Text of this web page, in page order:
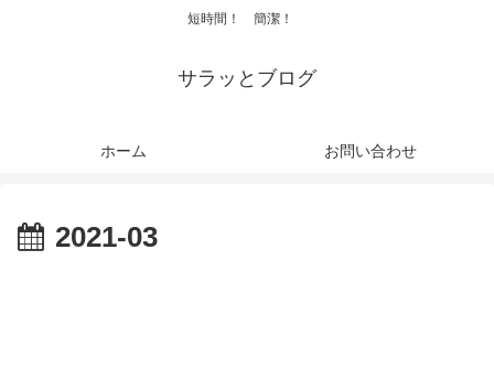
短時間！ 簡潔！
サラッとブログ
ホーム お問い合わせ
2021-03